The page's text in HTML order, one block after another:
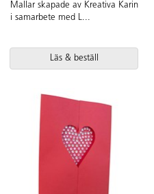
Mallar skapade av Kreativa Karin
i samarbete med L...
Läs & beställ